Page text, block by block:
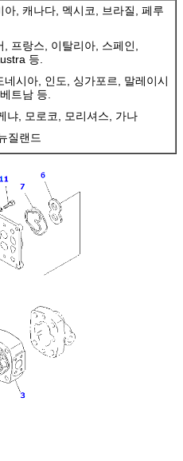
아, 캐나다, 멕시코, 브라질, 페루
프랑스, 이탈리아, 스페인,
등.
네시아, 인도, 싱가포르, 말레이시
트남 등.
냐, 모로코, 모리셔스, 가나
질랜드